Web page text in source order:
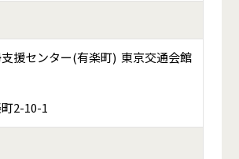
援センター(有楽町) 東京交通会館
2-10-1